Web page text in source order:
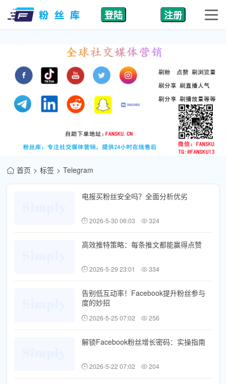
登陆 注册
首页 标签 Telegram
电报买粉丝安全吗？全面分析优劣
2026-5-30 06:03 324
高效推特策略：每条推文都能赢得点赞
2026-5-29 23:01 334
告别低互动率！Facebook提升粉丝参与
度的妙招
2026-5-25 07:02 256
解锁Facebook粉丝增长密码：实操指南
2026-5-22 07:02 204